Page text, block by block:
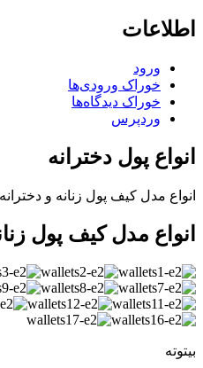
اطلاعات
ورود
خوراک ورودی‌ها
خوراک دیدگاه‌ها
وردپرس
انواع پول دخترانه
انواع مدل کیف پول زنانه و دخترانه
انواع مدل کیف پول
بیتوته